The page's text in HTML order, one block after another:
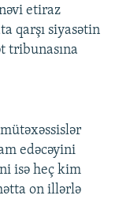
etiraz
qarşı siyasətin
tribunasına
edəcəyini
isə heç kim
on illərlə